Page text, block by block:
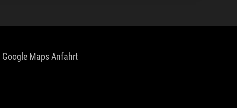
Google Maps Anfahrt